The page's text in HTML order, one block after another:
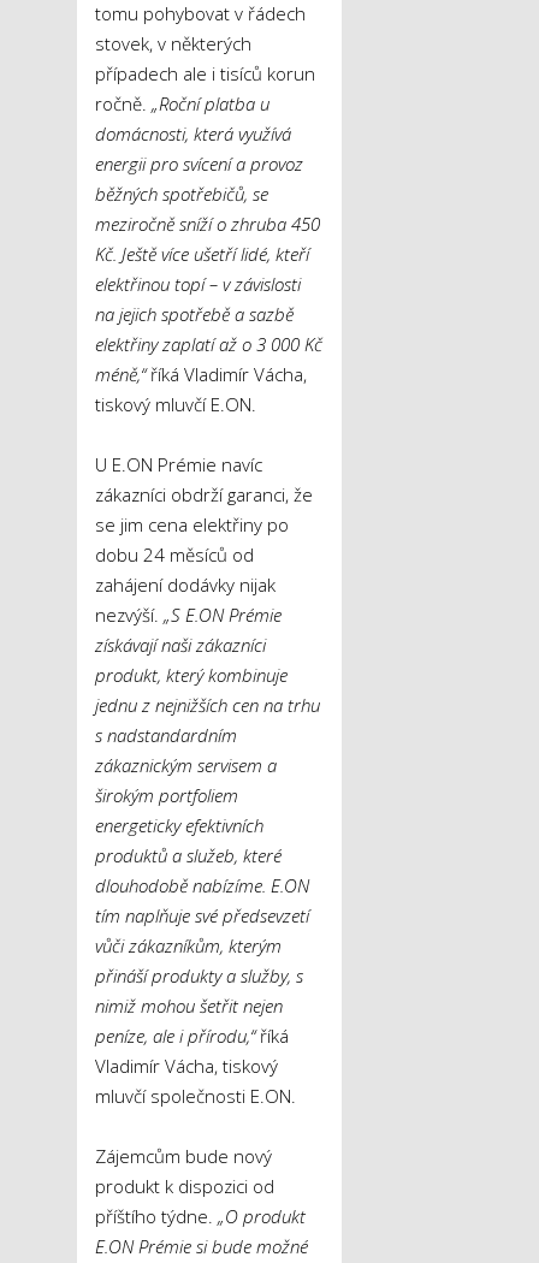
tomu pohybovat v řádech
stovek, v některých
případech ale i tisíců korun
ročně. „Roční platba u
domácnosti, která využívá
energii pro svícení a provoz
běžných spotřebičů, se
meziročně sníží o zhruba 450
Kč. Ještě více ušetří lidé, kteří
elektřinou topí – v závislosti
na jejich spotřebě a sazbě
elektřiny zaplatí až o 3 000 Kč
méně,“říká Vladimír Vácha,
tiskový mluvčí E.ON.
U E.ON Prémie navíc
zákazníci obdrží garanci, že
se jim cena elektřiny po
dobu 24 měsíců od
zahájení dodávky nijak
nezvýší. „S E.ON Prémie
získávají naši zákazníci
produkt, který kombinuje
jednu z nejnižších cen na trhu
s nadstandardním
zákaznickým servisem a
širokým portfoliem
energeticky efektivních
produktů a služeb, které
dlouhodobě nabízíme. E.ON
tím naplňuje své předsevzetí
vůči zákazníkům, kterým
přináší produkty a služby, s
nimiž mohou šetřit nejen
peníze, ale i přírodu,“říká
Vladimír Vácha, tiskový
mluvčí společnosti E.ON.
Zájemcům bude nový
produkt k dispozici od
příštího týdne. „O produkt
E.ON Prémie si bude možné